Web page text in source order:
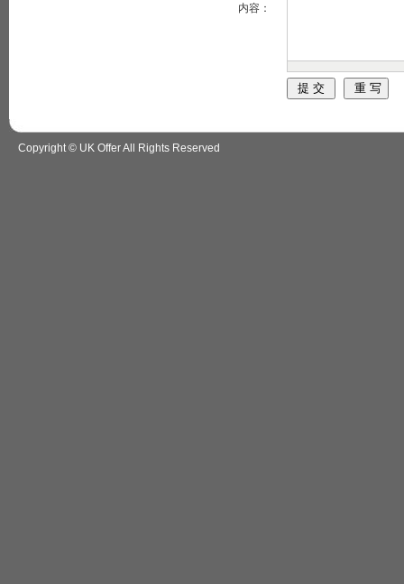
内容：
Copyright © UK Offer All Rights Reserved